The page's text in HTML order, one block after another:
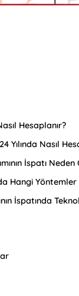
Hesaplanır?
Yılında Nasıl
İspatı
Hangi Yöntemler
İspatında